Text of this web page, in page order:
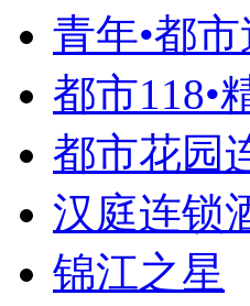
青年•都
都市118•
都市花园
汉庭连锁
锦江之星